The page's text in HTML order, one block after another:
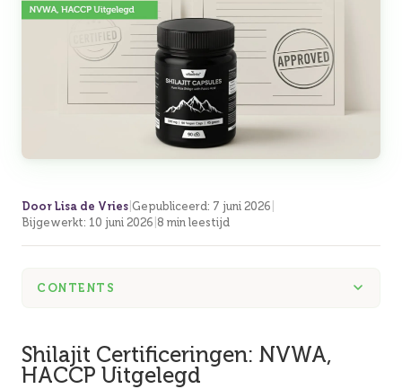
Door Lisa de Vries Gepubliceerd: 7 juni 2026
Bijgewerkt: 10 juni 2026 8 min leestijd
CONTENTS
Shilajit Certificeringen: NVWA,
HACCP Uitgelegd